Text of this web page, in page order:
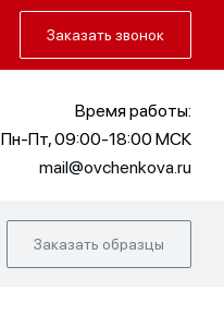
Заказать звонок
Время работы:
Пн-Пт, 09:00-18:00 МСК
mail@ovchenkova.ru
Заказать образцы